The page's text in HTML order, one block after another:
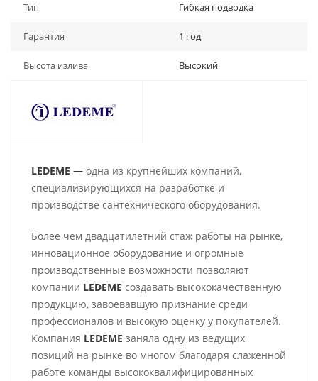
Тип Гибкая подводка
Гарантия 1 год
Высота излива Высокий
LEDEME — одна из крупнейших компаний,
специализирующихся на разработке и
производстве сантехнического оборудования.
Более чем двадцатилетний стаж работы на рынке,
инновационное оборудование и огромные
производственные возможности позволяют
компании LEDEME создавать высококачественную
продукцию, завоевавшую признание среди
профессионалов и высокую оценку у покупателей.
Компания LEDEME заняла одну из ведущих
позиций на рынке во многом благодаря слаженной
работе команды высококвалифицированных